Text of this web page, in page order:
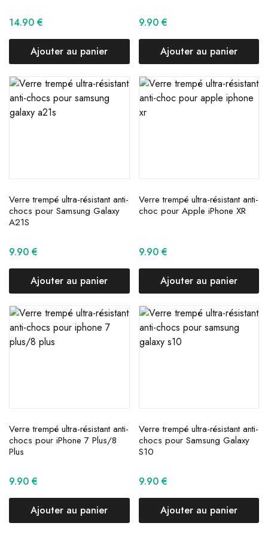
14.90 €
Ajouter au panier
9.90 €
Ajouter au panier
Verre trempé ultra-résistant anti-
chocs pour Samsung Galaxy
A21S
9.90 €
Ajouter au panier
Verre trempé ultra-résistant anti-
choc pour Apple iPhone XR
9.90 €
Ajouter au panier
Verre trempé ultra-résistant anti-
chocs pour iPhone 7 Plus/8
Plus
9.90 €
Ajouter au panier
Verre trempé ultra-résistant anti-
chocs pour Samsung Galaxy
S10
9.90 €
Ajouter au panier